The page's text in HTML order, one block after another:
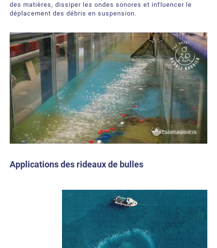
des matières, dissiper les ondes sonores et influencer le
déplacement des débris en suspension.
Applications des rideaux de bulles